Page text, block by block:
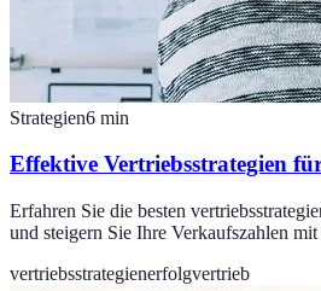
Strategien6 min
Effektive Vertriebsstrategien
Erfahren Sie die besten
und steigern Sie Ihre Verkaufszahlen mit
vertriebsstrategienerfolgvertrieb